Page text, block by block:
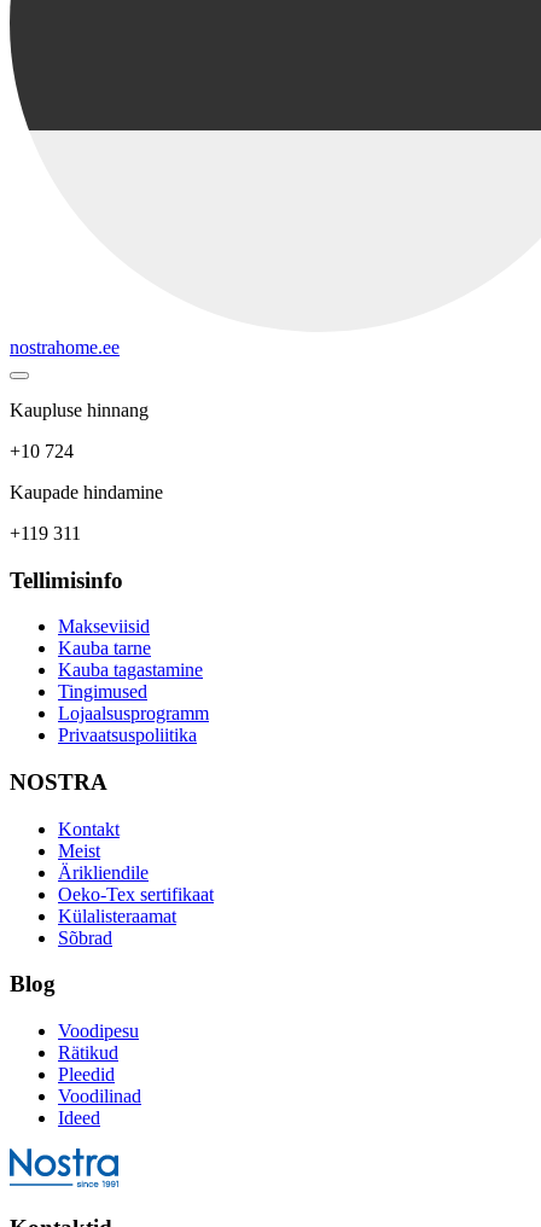
nostrahome.ee
Kaupluse hinnang
+10 724
Kaupade hindamine
+119 311
Tellimisinfo
Makseviisid
Kauba tarne
Kauba tagastamine
Tingimused
Lojaalsusprogramm
Privaatsuspoliitika
NOSTRA
Kontakt
Meist
Ärikliendile
Oeko-Tex sertifikaat
Külalisteraamat
Sõbrad
Blog
Voodipesu
Rätikud
Pleedid
Voodilinad
Ideed